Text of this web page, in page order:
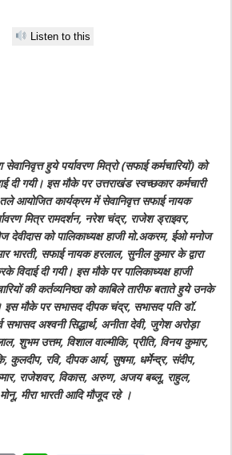
Listen to this
सेवानिवृत्त हुये पर्यावरण मित्रो (सफाई कर्मचारियों) को
दी गयी। इस मौके पर उत्तराखंड स्वच्छकार कर्मचारी
आयोजित कार्यक्रम में सेवानिवृत्त सफाई नायक
मित्र रामदर्शन, नरेश चंद्र, राजेश ड्राइवर,
देवीदास को पालिकाध्यक्ष हाजी मो.अकरम, ईओ मनोज
भारती, सफाई नायक हरलाल, सुनील कुमार के द्वारा
विदाई दी गयी। इस मौके पर पालिकाध्यक्ष हाजी
की कर्तव्यनिष्ठा को काबिले तारीफ बताते हुये उनके
इस मौके पर सभासद दीपक चंद्र, सभासद पति डॉ.
अश्वनी सिद्धार्थ, अनीता देवी, जुगेश अरोड़ा
शुभम उत्तम, विशाल वाल्मीकि, प्रीति, विनय कुमार,
कुलदीप, रवि, दीपक आर्य, सुषमा, धर्मेन्द्र, संदीप,
राजेशवर, विकास, अरुण, अजय बब्लू, राहुल,
मीरा भारती आदि मौजूद रहे ।